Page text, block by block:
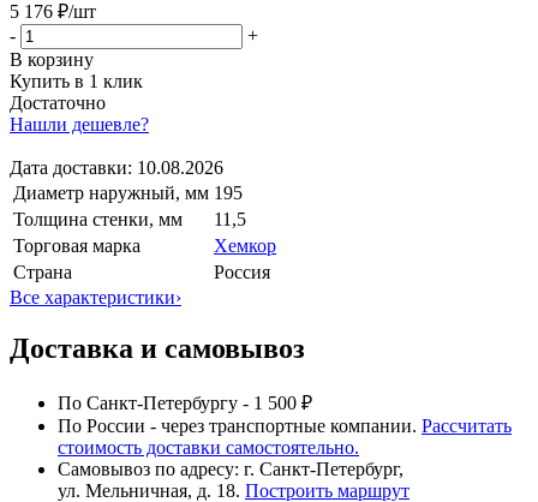
5 176 ₽/шт
-
+
В корзину
Купить в 1 клик
Достаточно
Нашли дешевле?
Дата доставки: 10.08.2026
Диаметр наружный, мм 195
Толщина стенки, мм
11,5
Торговая марка
Хемкор
Страна
Россия
Все характеристики›
Доставка и самовывоз
По Санкт-Петербургу - 1 500 ₽
По России - через транспортные компании. Рассчитать
стоимость доставки самостоятельно.
Самовывоз по адресу: г. Санкт-Петербург,
ул. Мельничная, д. 18. Построить маршрут